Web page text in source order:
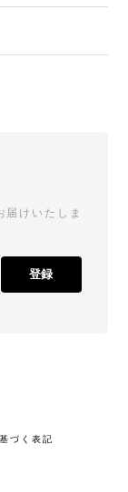
届けいたしま
登録
づく表記